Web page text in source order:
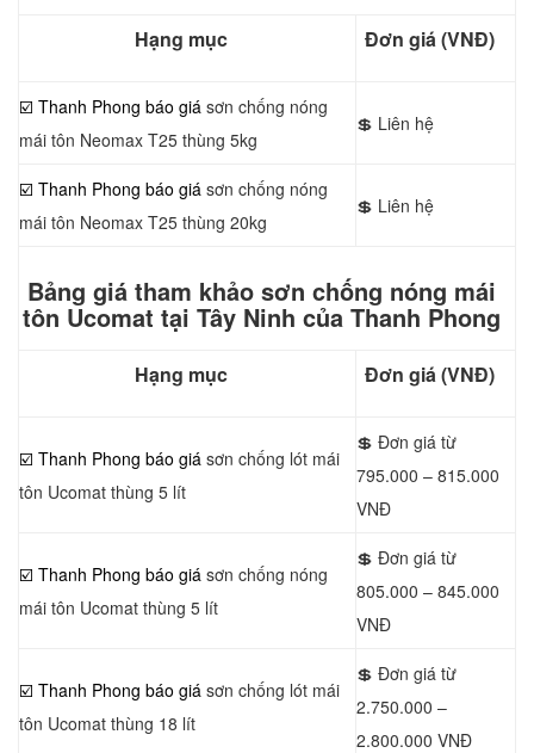
Hạng mục Đơn giá (VNĐ)
☑️ Thanh Phong báo giá sơn chống nóng
mái tôn Neomax T25 thùng 5kg
💲 Liên hệ
☑️ Thanh Phong báo giá sơn chống nóng
mái tôn Neomax T25 thùng 20kg
💲 Liên hệ
Bảng giá tham khảo sơn chống nóng mái
tôn Ucomat tại Tây Ninh của Thanh Phong
Hạng mục Đơn giá (VNĐ)
☑️ Thanh Phong báo giá sơn chống lót mái
tôn Ucomat thùng 5 lít
💲 Đơn giá từ
795.000 – 815.000
VNĐ
☑️ Thanh Phong báo giá sơn chống nóng
mái tôn Ucomat thùng 5 lít
💲 Đơn giá từ
805.000 – 845.000
VNĐ
☑️ Thanh Phong báo giá sơn chống lót mái
tôn Ucomat thùng 18 lít
💲 Đơn giá từ
2.750.000 –
2.800.000 VNĐ